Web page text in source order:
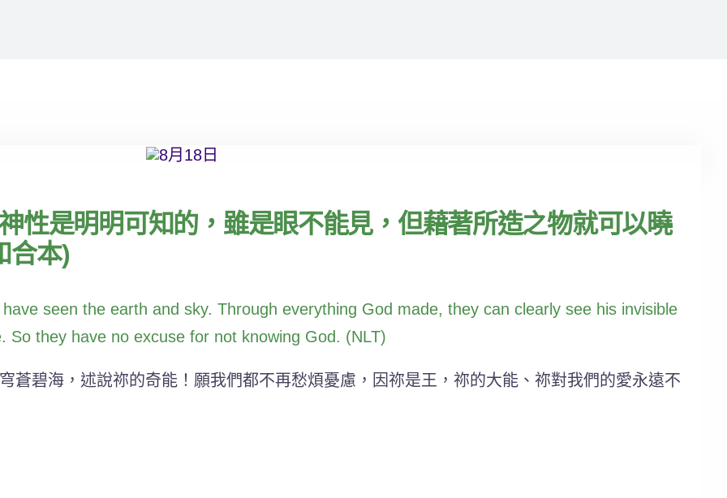
性是明明可知的，雖是眼不能見，但藉著所造之物就可以曉
合本)
seen the earth and sky. Through everything God made, they can clearly see his invisible
they have no excuse for not knowing God. (NLT)
蒼碧海，述說祢的奇能！願我們都不再愁煩憂慮，因祢是王，祢的大能、祢對我們的愛永遠不